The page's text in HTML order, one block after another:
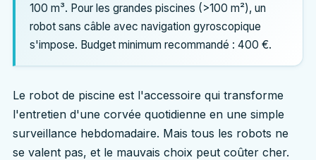
100 m³. Pour les grandes piscines (>100 m²), un
robot sans câble avec navigation gyroscopique
s'impose. Budget minimum recommandé : 400 €.
Le robot de piscine est l'accessoire qui transforme
l'entretien d'une corvée quotidienne en une simple
surveillance hebdomadaire. Mais tous les robots ne
se valent pas, et le mauvais choix peut coûter cher.